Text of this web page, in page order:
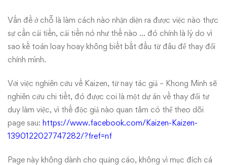
Vấn đề ở chỗ là làm cách nào nhận diện ra được việc nào thực
sự cần cải tiến, cải tiến nó như thế nào … đó chính là lý do vì
sao kế toán loay hoay không biết bắt đầu từ đâu để thay đổi
chính mình.
Với việc nghiên cứu về Kaizen, từ nay tác giả – Khong Minh sẽ
nghiên cứu chi tiết, đó được coi là một dự án về thay đổi tư
duy làm việc, vì thế độc giả nào quan tâm có thể theo dõi
page sau: https://www.facebook.com/Kaizen-Kaizen-
1390122027747282/?fref=nf
Page này không dành cho quảng cáo, không vì mục đích cá